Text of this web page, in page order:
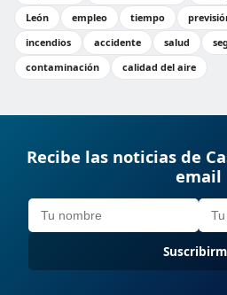
León
empleo tiempo
incendios
accidente salud
contaminación
calidad del aire
Recibe las noticias de
email